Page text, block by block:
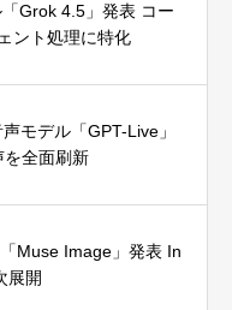
Grok 4.5」発表 コー
ント処理に特化
モデル「GPT-Live」
全面刷新
Muse Image」発表 In
展開